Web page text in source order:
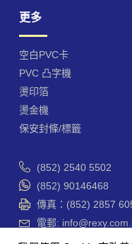
更多
空白PVC卡
PVC 凸字機
燙印箔
燙金機
保安封條/標籤
(852) 2540 5502
(852) 90146468
傳真：(852) 2857
電郵:
香港 干諾道西188號